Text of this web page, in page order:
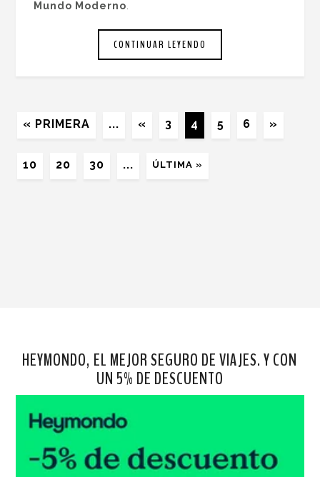
Mundo Moderno
CONTINUAR LEYENDO
« PRIMERA ... « 3 4 5 6 »
10 20 30 ... ÚLTIMA »
HEYMONDO, EL MEJOR SEGURO DE VIAJES. Y CON
UN 5% DE DESCUENTO